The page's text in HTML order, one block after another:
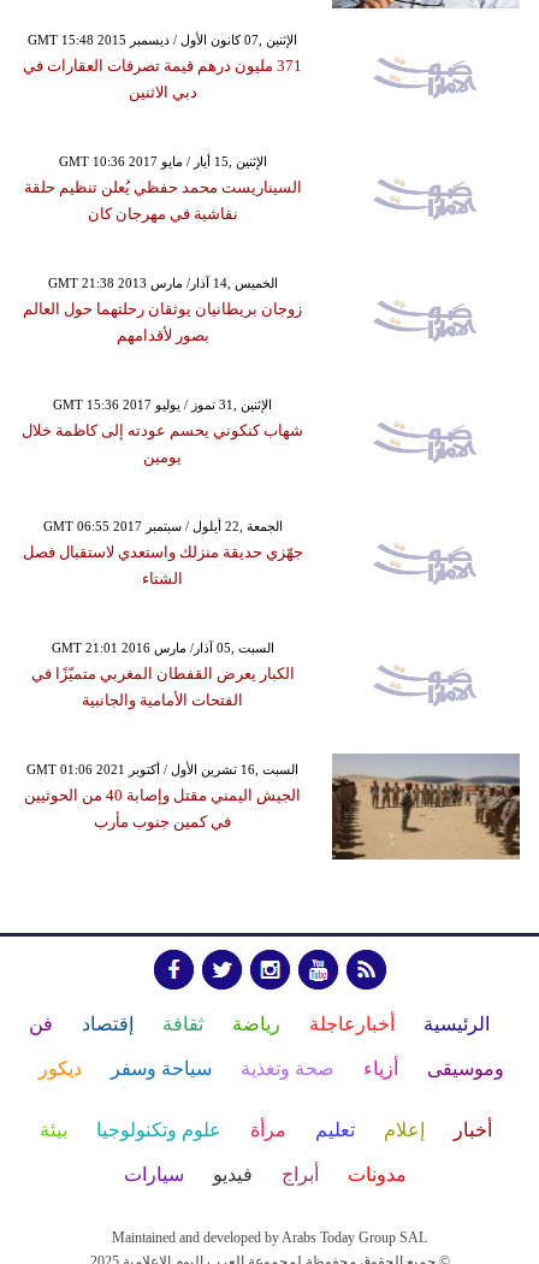
GMT 15:48 2015 الإثنين ,07 كانون الأول / ديسمبر
371 مليون درهم قيمة تصرفات العقارات في
دبي الاثنين
GMT 10:36 2017 الإثنين ,15 أيار / مايو
السيناريست محمد حفظي يُعلن تنظيم حلقة
نقاشية في مهرجان كان
GMT 21:38 2013 الخميس ,14 آذار/ مارس
زوجان بريطانيان يوثقان رحلتهما حول العالم
بصور لأقدامهم
GMT 15:36 2017 الإثنين ,31 تموز / يوليو
شهاب كنكوني يحسم عودته إلى كاظمة خلال
يومين
GMT 06:55 2017 الجمعة ,22 أيلول / سبتمبر
جهّزي حديقة منزلك واستعدي لاستقبال فصل
الشتاء
GMT 21:01 2016 السبت ,05 آذار/ مارس
الكبار يعرض القفطان المغربي متميّزًا في
الفتحات الأمامية والجانبية
GMT 01:06 2021 السبت ,16 تشرين الأول / أكتوبر
الجيش اليمني مقتل وإصابة 40 من الحوثيين
في كمين جنوب مأرب
الرئيسية أخبارعاجلة رياضة ثقافة إقتصاد فن
وموسيقى أزياء صحة وتغذية سياحة وسفر ديكور
أخبار إعلام تعليم مرأة علوم وتكنولوجيا بيئة
مدونات أبراج فيديو سيارات
Maintained and developed by Arabs Today Group SAL